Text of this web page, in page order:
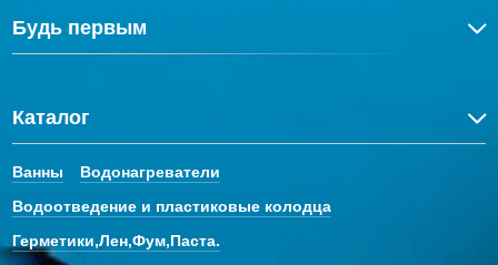
Будь первым
Каталог
Ванны
Водонагреватели
Водоотведение и пластиковые колодца
Герметики,Лен,Фум,Паста.